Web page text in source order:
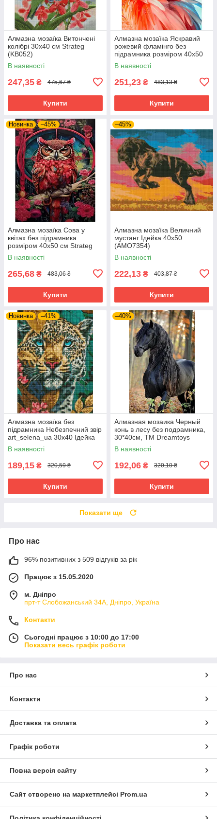
Алмазна мозаїка Витончені
колібрі 30х40 см Strateg
(KB052)
В наявності
247,35 ₴ 475,67 ₴
Купити
Алмазна мозаїка Яскравий
рожевий фламінго без
підрамника розміром 40х50
см Strateg (JSFH85873)
В наявності
251,23 ₴ 483,13 ₴
Купити
Новинка –45%
Алмазна мозаїка Сова у
квітах без підрамника
розміром 40х50 см Strateg
(JSFH85881)
В наявності
265,68 ₴ 483,06 ₴
Купити
–45%
Алмазна мозаїка Величний
мустанг Ідейка 40х50
(AMO7354)
В наявності
222,13 ₴ 403,87 ₴
Купити
Новинка –41%
Алмазна мозаїка без
підрамника Небезпечний звір
art_selena_ua 30х40 Ідейка
(AMC7798)
В наявності
189,15 ₴ 320,59 ₴
Купити
–40%
Алмазная мозаика Черный
конь в лесу без подрамника,
30*40см, ТМ Dreamtoys
(S30036)
В наявності
192,06 ₴ 320,10 ₴
Купити
Показати ще
Про нас
96% позитивних з 509 відгуків за рік
Працює з 15.05.2020
м. Дніпро
прт-т Слобожанський 34А, Дніпро, Україна
Контакти
Сьогодні працює з 10:00 до 17:00
Показати весь графік роботи
Про нас
Контакти
Доставка та оплата
Графік роботи
Повна версія сайту
Сайт створено на маркетплейсі Prom.ua